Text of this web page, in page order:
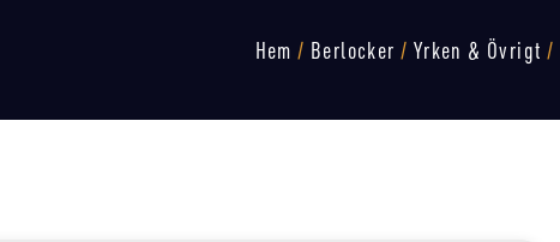
Hem / Berlocker / Yrken & Övrigt /